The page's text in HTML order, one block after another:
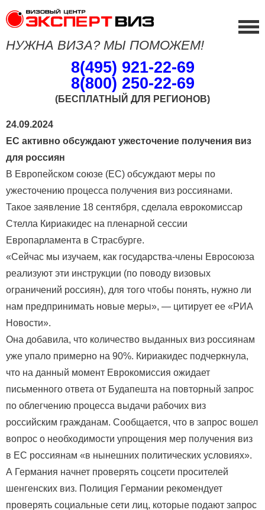
НУЖНА ВИЗА? МЫ ПОМОЖЕМ!
8(495) 921-22-69
8(800) 250-22-69
(БЕСПЛАТНЫЙ ДЛЯ РЕГИОНОВ)
24.09.2024
ЕС активно обсуждают ужесточение получения виз
для россиян
В Европейском союзе (ЕС) обсуждают меры по
ужесточению процесса получения виз россиянами.
Такое заявление 18 сентября, сделала еврокомиссар
Стелла Кириакидес на пленарной сессии
Европарламента в Страсбурге.
«Сейчас мы изучаем, как государства-члены Евросоюза
реализуют эти инструкции (по поводу визовых
ограничений россиян), для того чтобы понять, нужно ли
нам предпринимать новые меры», — цитирует ее «РИА
Новости».
Она добавила, что количество выданных виз россиянам
уже упало примерно на 90%. Кириакидес подчеркнула,
что на данный момент Еврокомиссия ожидает
письменного ответа от Будапешта на повторный запрос
по облегчению процесса выдачи рабочих виз
российским гражданам. Сообщается, что в запрос вошел
вопрос о необходимости упрощения мер получения виз
в ЕС россиянам «в нынешних политических условиях».
А Германия начнет проверять соцсети просителей
шенгенских виз. Полиция Германии рекомендует
проверять социальные сети лиц, которые подают запрос